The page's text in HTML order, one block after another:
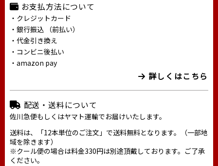
お支払方法について
・クレジットカード
・銀行振込 （前払い）
・代金引き換え
・コンビニ後払い
・amazon pay
詳しくはこちら
配送・送料について
佐川急便もしくはヤマト運輸でお届けいたします。
送料は、「12本単位のご注文」で送料無料となります。（一部地
域を除きます）
※クール便の場合は料金330円は別途頂戴しております。ご了承
ください。